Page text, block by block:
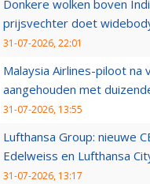
Donkere wolken boven
prijsvechter doet
31-07-2026, 22:01
Malaysia Airlines-piloot na
aangehouden met
31-07-2026, 13:55
Lufthansa Group: nieuwe
Edelweiss en Lufthansa
31-07-2026, 13:17